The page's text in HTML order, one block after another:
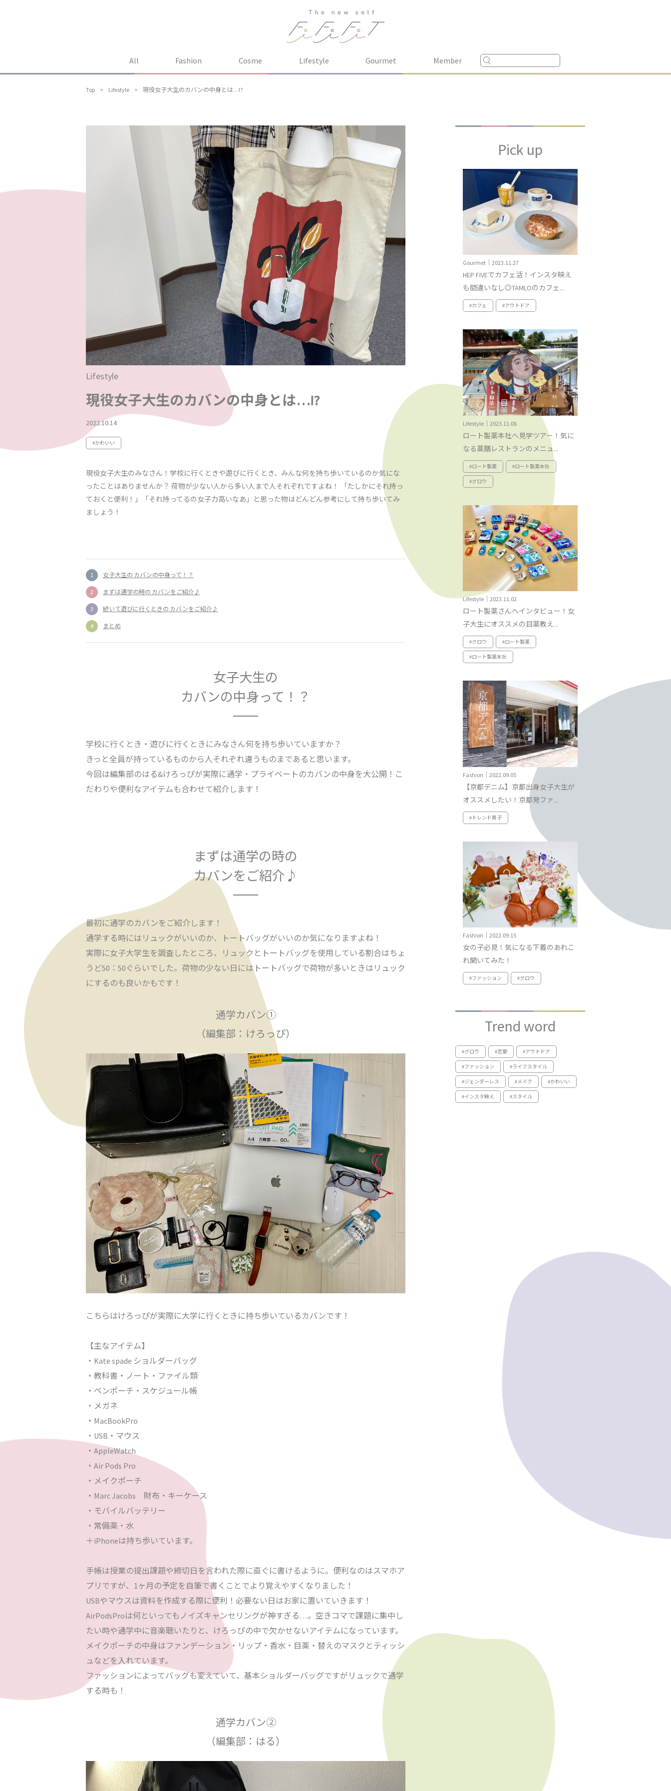
All Fashion Cosme Lifestyle Gourmet Member
Top Lifestyle 現役女子大生のカバンの中身とは…!?
Lifestyle
現役女子大生のカバンの中身とは…!?
2022.10.14
#かわいい
現役女子大生のみなさん！学校に行くときや遊びに行くとき、みんな何を持ち歩いているのか気にな
ったことはありませんか？ 荷物が少ない人から多い人まで人それぞれですよね！ 「たしかにそれ持っ
ておくと便利！」「それ持ってるの女子力高いなあ」と思った物はどんどん参考にして持ち歩いてみ
ましょう！
女子大生の カバンの中身って！？
まずは通学の時の カバンをご紹介♪
続いて遊びに行くときの カバンをご紹介♪
まとめ
女子大生の
カバンの中身って！？
学校に行くとき・遊びに行くときにみなさん何を持ち歩いていますか？
きっと全員が持っているものから人それぞれ違うものまであると思います。
今回は編集部のはる&けろっぴが実際に通学・プライベートのカバンの中身を大公開！こ
だわりや便利なアイテムも合わせて紹介します！
まずは通学の時の
カバンをご紹介♪
最初に通学のカバンをご紹介します！
通学する時にはリュックがいいのか、トートバッグがいいのか気になりますよね！
実際に女子大学生を調査したところ、リュックとトートバッグを使用している割合はちょ
うど50：50ぐらいでした。荷物の少ない日にはトートバッグで荷物が多いときはリュック
にするのも良いかもです！
通学カバン①
（編集部：けろっぴ）
こちらはけろっぴが実際に大学に行くときに持ち歩いているカバンです！
【主なアイテム】
・Kate spade ショルダーバッグ
・教科書・ノート・ファイル類
・ペンポーチ・スケジュール帳
・メガネ
・MacBookPro
・USB・マウス
・AppleWatch
・Air Pods Pro
・メイクポーチ
・Marc Jacobs 財布・キーケース
・モバイルバッテリー
・常備薬・水
＋iPhoneは持ち歩いています。
手帳は授業の提出課題や締切日を言われた際に直ぐに書けるように。便利なのはスマホア
プリですが、1ヶ月の予定を自筆で書くことでより覚えやすくなりました！
USBやマウスは資料を作成する際に便利！必要ない日はお家に置いていきます！
AirPodsProは何といってもノイズキャンセリングが神すぎる…。空きコマで課題に集中し
たい時や通学中に音楽聴いたりと、けろっぴの中で欠かせないアイテムになっています。
メイクポーチの中身はファンデーション・リップ・香水・目薬・替えのマスクとティッシ
ュなどを入れています。
ファッションによってバッグも変えていて、基本ショルダーバッグですがリュックで通学
する時も！
通学カバン②
（編集部：はる）
Pick up
Gourmet｜2023.11.27
HEP FIVEでカフェ活！インスタ映え
も間違いなし◎TAMLOのカフェ...
#カフェ #アウトドア
Lifestyle｜2023.11.06
ロート製薬本社へ見学ツアー！気に
なる薬膳レストランのメニュ...
#ロート製薬 #ロート製薬本社
#グロウ
Lifestyle｜2023.11.02
ロート製薬さんへインタビュー！女
子大生にオススメの目薬教え...
#グロウ #ロート製薬
#ロート製薬本社
Fashion｜2022.09.05
【京都デニム】京都出身女子大生が
オススメしたい！京都発ファ...
#トレンド男子
Fashion｜2022.09.15
女の子必見！気になる下着のあれこ
れ聞いてみた！
#ファッション #グロウ
Trend word
#グロウ #恋愛 #アウトドア
#ファッション #ライフスタイル
#ジェンダーレス #メイク #かわいい
#インスタ映え #スタイル